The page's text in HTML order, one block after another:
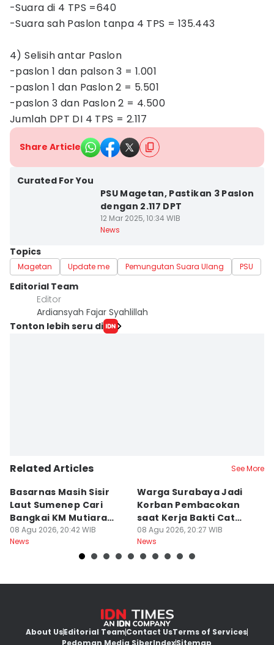
-Suara di 4 TPS =640
-Suara sah Paslon tanpa 4 TPS = 135.443
4) Selisih antar Paslon
-paslon 1 dan palson 3 = 1.001
-paslon 1 dan Paslon 2 = 5.501
-paslon 3 dan Paslon 2 = 4.500
Jumlah DPT DI 4 TPS = 2.117
Share Article
Curated For You
PSU Magetan, Pastikan 3 Paslon
dengan 2.117 DPT
12 Mar 2025, 10:34 WIB
News
Topics
Magetan Update me Pemungutan Suara Ulang PSU
Editorial Team
Editor
Ardiansyah Fajar Syahlillah
Tonton lebih seru di
Related Articles See More
Basarnas Masih Sisir
Laut Sumenep Cari
Bangkai KM Mutiara
Sentosa II
08 Agu 2026, 20:42 WIB
News
Warga Surabaya Jadi
Korban Pembacokan
saat Kerja Bakti Cat
Gapura
08 Agu 2026, 20:27 WIB
News
About UsEditorial TeamContact UsTerms of Services
Pedoman Media SiberIndexSitemap